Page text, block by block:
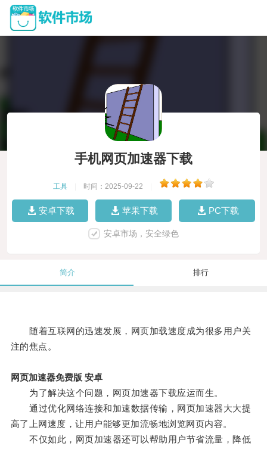
手机网页加速器下载
工具 时间：2025-09-22
安卓下载 苹果下载 PC下载
安卓市场，安全绿色
简介 排行
随着互联网的迅速发展，网页加载速度成为很多用户关
注的焦点。
网页加速器免费版 安卓
为了解决这个问题，网页加速器下载应运而生。
通过优化网络连接和加速数据传输，网页加速器大大提
高了上网速度，让用户能够更加流畅地浏览网页内容。
不仅如此，网页加速器还可以帮助用户节省流量，降低